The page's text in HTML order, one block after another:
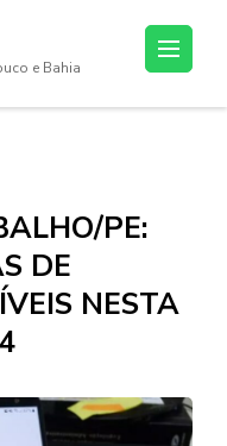
e Bahia
PE:
DE
NESTA